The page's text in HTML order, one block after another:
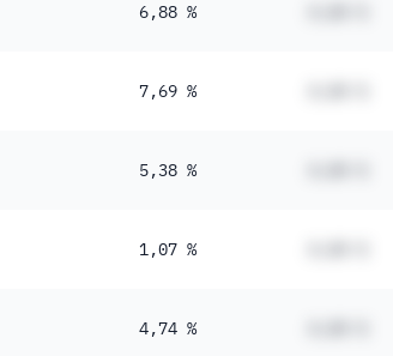
6,88 %
7,69 %
5,38 %
1,07 %
4,74 %